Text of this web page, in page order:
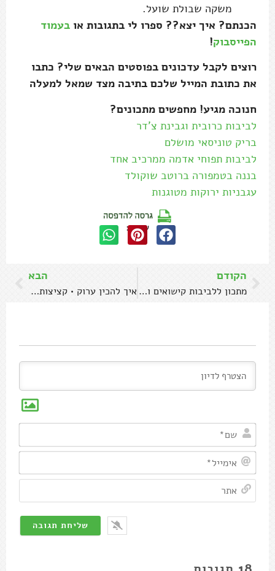
משקה שבולת שועל.
הכנתם? איך יצא?? ספרו לי בתגובות או בעמוד
הפייסבוק!
רוצים לקבל עדכונים בפוסטים הבאים שלי? כתבו
את כתובת המייל שלכם בתיבה מצד שמאל למעלה
חנוכה מגיע! מחפשים מתכונים?
לביבות כרובית וגבינת צ'דר
בריק טוניסאי מושלם
לביבות תפוחי אדמה ממרכיב אחד
בננה בטמפורה ברוטב שוקולד
עגבניות ירוקות מטוגנות
שתפו:
הקודם
מתכון ללביבות קישואים ועשבי תיבול
הבא
איך להכין ערוק • קציצות ירק עיראקיות